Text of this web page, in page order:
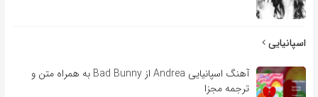
اسپانیایی
آهنگ اسپانیایی Andrea از Bad Bunny به همراه متن و
ترجمه مجزا